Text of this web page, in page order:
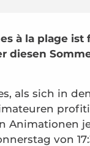
à la plage
diesen
als sich in
Animationen
von